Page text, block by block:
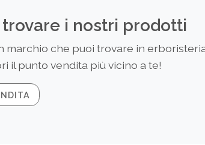
i nostri prodotti
marchio che puoi trovare in
il punto vendita più vicino a te!